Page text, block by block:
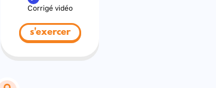
Corrigé vidéo
s'exercer